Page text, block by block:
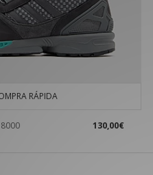
RÁPIDA
130,00€